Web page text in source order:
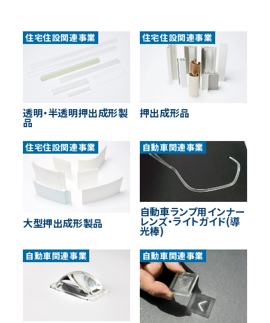
住宅住設関連事業
透明・半透明押出成形製
品
住宅住設関連事業
押出成形品
住宅住設関連事業
大型押出成形製品
自動車関連事業
自動車ランプ用インナー
レンズ・ライトガイド(導
光棒)
自動車関連事業 自動車関連事業